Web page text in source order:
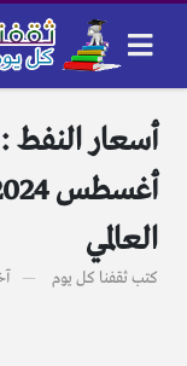
العالمي
كتبثقفنا كل يوم